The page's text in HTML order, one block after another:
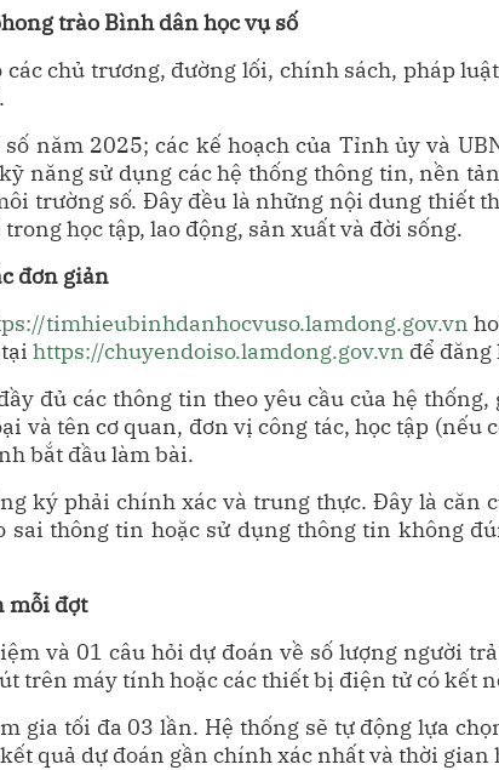
trào Bình dân học vụ số
chủ trương, đường lối, chính sách, pháp
năm 2025; các kế hoạch của Tỉnh ủy và
năng sử dụng các hệ thống thông tin, nền
trường số. Đây đều là những nội dung thiết
học tập, lao động, sản xuất và đời sống.
đơn giản
timhieubinhdanhocvuso.lamdong.gov.vn
tạihttps://chuyendoiso.lamdong.gov.vn để
đủ các thông tin theo yêu cầu của hệ
và tên cơ quan, đơn vị công tác, học tập (nếu
bắt đầu làm bài.
ký phải chính xác và trung thực. Đây là căn
sai thông tin hoặc sử dụng thông tin không
mỗi đợt
và 01 câu hỏi dự đoán về số lượng người
trên máy tính hoặc các thiết bị điện tử có kết
gia tối đa 03 lần. Hệ thống sẽ tự động lựa
quả dự đoán gần chính xác nhất và thời